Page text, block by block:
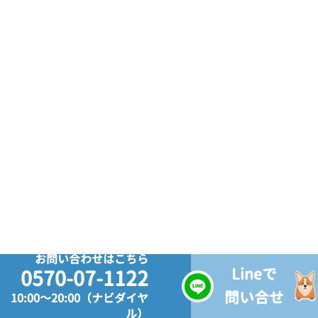
お問い合わせはこちら
0570-07-1122
10:00～20:00（ナビダイヤ
ル）
Lineで
問い合せ